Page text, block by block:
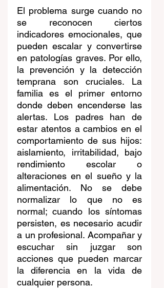
El problema surge cuando no
se reconocen ciertos
indicadores emocionales, que
pueden escalar y convertirse
en patologías graves. Por ello,
la prevención y la detección
temprana son cruciales. La
familia es el primer entorno
donde deben encenderse las
alertas. Los padres han de
estar atentos a cambios en el
comportamiento de sus hijos:
aislamiento, irritabilidad, bajo
rendimiento escolar o
alteraciones en el sueño y la
alimentación. No se debe
normalizar lo que no es
normal; cuando los síntomas
persisten, es necesario acudir
a un profesional. Acompañar y
escuchar sin juzgar son
acciones que pueden marcar
la diferencia en la vida de
cualquier persona.